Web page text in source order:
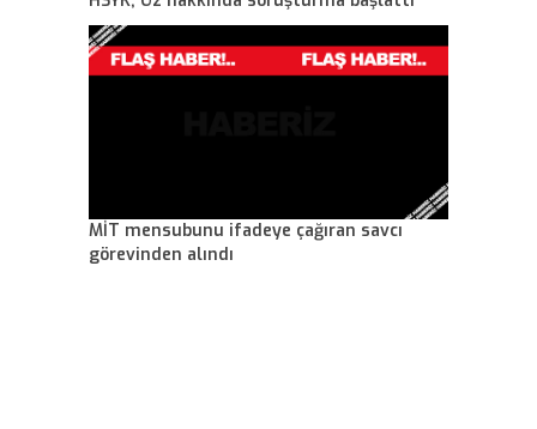
MİT mensubunu ifadeye çağıran savcı
görevinden alındı